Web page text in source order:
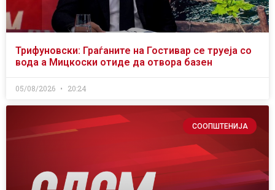
Трифуновски: Граѓаните на Гостивар се труеја со
вода а Мицкоски отиде да отвора базен
05/08/2026 20:24
СООПШТЕНИЈА